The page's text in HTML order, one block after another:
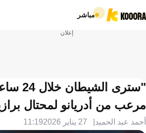
مباشر
إعلان
"سترى
مرعب من أدريانو لمحتال
أحمد عبد الحميد 27 يناير 2026 11:19